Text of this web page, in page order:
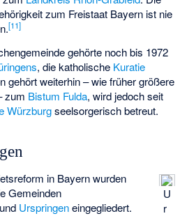
zum Freistaat Bayern ist nie
[11]
gehörte noch bis 1972
, die katholische Kuratie
gehört weiterhin – wie früher größere
zum Bistum Fulda, wird jedoch seit
Würzburgseelsorgerisch betreut.
U
r
in Bayern wurden
Gemeinden
und Urspringeneingegliedert.